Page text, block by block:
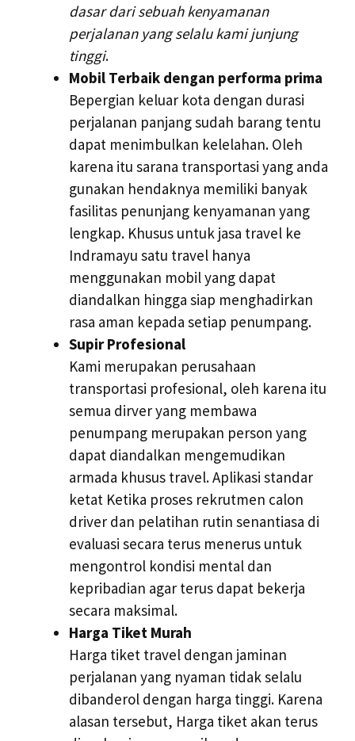
dasar dari sebuah kenyamanan
perjalanan yang selalu kami junjung
tinggi.
Mobil Terbaik dengan performa prima
Bepergian keluar kota dengan durasi
perjalanan panjang sudah barang tentu
dapat menimbulkan kelelahan. Oleh
karena itu sarana transportasi yang anda
gunakan hendaknya memiliki banyak
fasilitas penunjang kenyamanan yang
lengkap. Khusus untuk jasa travel ke
Indramayu satu travel hanya
menggunakan mobil yang dapat
diandalkan hingga siap menghadirkan
rasa aman kepada setiap penumpang.
Supir Profesional
Kami merupakan perusahaan
transportasi profesional, oleh karena itu
semua dirver yang membawa
penumpang merupakan person yang
dapat diandalkan mengemudikan
armada khusus travel. Aplikasi standar
ketat Ketika proses rekrutmen calon
driver dan pelatihan rutin senantiasa di
evaluasi secara terus menerus untuk
mengontrol kondisi mental dan
kepribadian agar terus dapat bekerja
secara maksimal.
Harga Tiket Murah
Harga tiket travel dengan jaminan
perjalanan yang nyaman tidak selalu
dibanderol dengan harga tinggi. Karena
alasan tersebut, Harga tiket akan terus